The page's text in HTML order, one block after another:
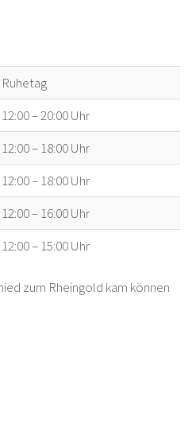
Ruhetag
12:00 – 20:00 Uhr
12:00 – 18:00 Uhr
12:00 – 18:00 Uhr
12:00 – 16:00 Uhr
12:00 – 15:00 Uhr
zum Rheingold kam können